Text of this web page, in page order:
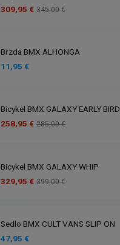
309,95 € 345,00 €
Brzda BMX ALHONGA
11,95 €
Bicykel BMX GALAXY EARLY BIRD
258,95 € 285,00 €
Bicykel BMX GALAXY WHIP
329,95 € 399,00 €
Sedlo BMX CULT VANS SLIP ON
47,95 €